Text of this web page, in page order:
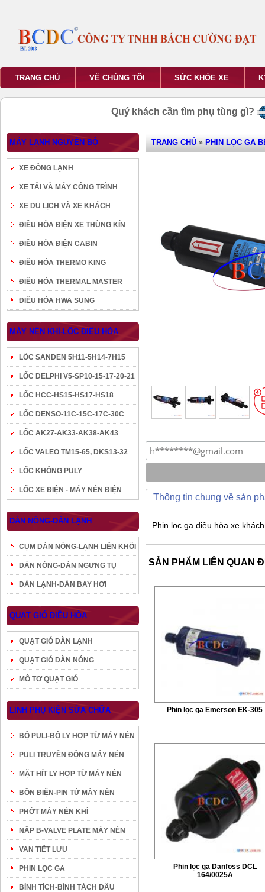
TRANG CHỦ VỀ CHÚNG TÔI SỨC KHỎE XE
Quý khách cần tìm phụ tùng gì?
MÁY LẠNH NGUYÊN BỘ
XE ĐÔNG LẠNH
XE TẢI VÀ MÁY CÔNG TRÌNH
XE DU LỊCH VÀ XE KHÁCH
ĐIỀU HÒA ĐIỆN XE THÙNG KÍN
ĐIỀU HÒA ĐIỆN CABIN
ĐIỀU HÒA THERMO KING
ĐIỀU HÒA THERMAL MASTER
ĐIỀU HÒA HWA SUNG
MÁY NÉN KHÍ-LỐC ĐIỀU HÒA
LỐC SANDEN 5H11-5H14-7H15
LỐC DELPHI V5-SP10-15-17-20-21
LỐC HCC-HS15-HS17-HS18
LỐC DENSO-11C-15C-17C-30C
LỐC AK27-AK33-AK38-AK43
LỐC VALEO TM15-65, DKS13-32
LỐC KHÔNG PULY
LỐC XE ĐIỆN - MÁY NÉN ĐIỆN
DÀN NÓNG-DÀN LẠNH
CỤM DÀN NÓNG-LẠNH LIỀN KHỐI
DÀN NÓNG-DÀN NGƯNG TỤ
DÀN LẠNH-DÀN BAY HƠI
QUẠT GIÓ ĐIỀU HÒA
QUẠT GIÓ DÀN LẠNH
QUẠT GIÓ DÀN NÓNG
MÔ TƠ QUẠT GIÓ
LINH PHỤ KIỆN SỬA CHỮA
BỘ PULI-BỘ LY HỢP TỪ MÁY NÉN
PULI TRUYỀN ĐỘNG MÁY NÉN
MẶT HÍT LY HỢP TỪ MÁY NÉN
BÔN ĐIỆN-PIN TỪ MÁY NÉN
PHỚT MÁY NÉN KHÍ
NẮP B-VALVE PLATE MÁY NÉN
VAN TIẾT LƯU
PHIN LỌC GA
BÌNH TÍCH-BÌNH TÁCH DẦU
TRANG CHỦ » PHIN LỌC GA
Thông tin chung về sản
Phin lọc ga điều hòa xe
SẢN PHẨM LIÊN QUAN
Phin lọc ga Emerson EK-305
Phin lọc ga Danfoss DCL
164/0025A